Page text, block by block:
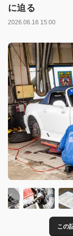
に迫る
2026.06.16 15:00
この